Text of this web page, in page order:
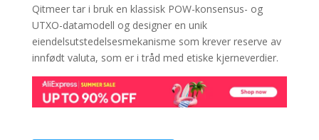
Qitmeer tar i bruk en klassisk POW-konsensus- og
UTXO-datamodell og designer en unik
eiendelsutstedelsesmekanisme som krever reserve av
innfødt valuta, som er i tråd med etiske kjerneverdier.